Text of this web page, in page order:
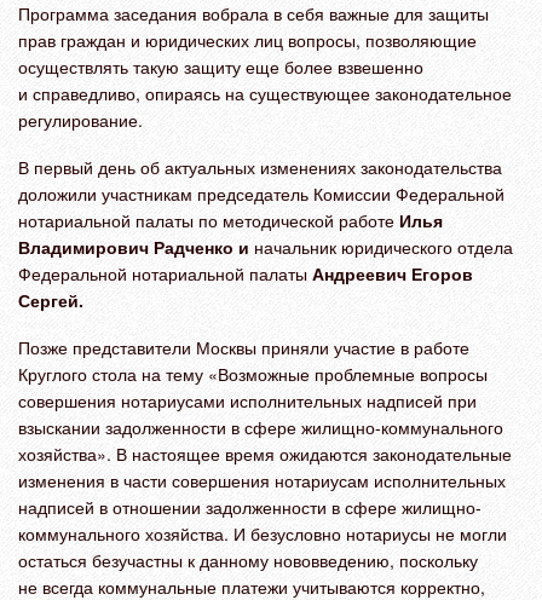
Программа заседания вобрала в себя важные для защиты
прав граждан и юридических лиц вопросы, позволяющие
осуществлять такую защиту еще более взвешенно
и справедливо, опираясь на существующее законодательное
регулирование.
В первый день об актуальных изменениях законодательства
доложили участникам председатель Комиссии Федеральной
нотариальной палаты по методической работе Илья
Владимирович Радченко и начальник юридического отдела
Федеральной нотариальной палаты Андреевич Егоров
Сергей.
Позже представители Москвы приняли участие в работе
Круглого стола на тему «Возможные проблемные вопросы
совершения нотариусами исполнительных надписей при
взыскании задолженности в сфере жилищно-коммунального
хозяйства». В настоящее время ожидаются законодательные
изменения в части совершения нотариусам исполнительных
надписей в отношении задолженности в сфере жилищно-
коммунального хозяйства. И безусловно нотариусы не могли
остаться безучастны к данному нововведению, поскольку
не всегда коммунальные платежи учитываются корректно,